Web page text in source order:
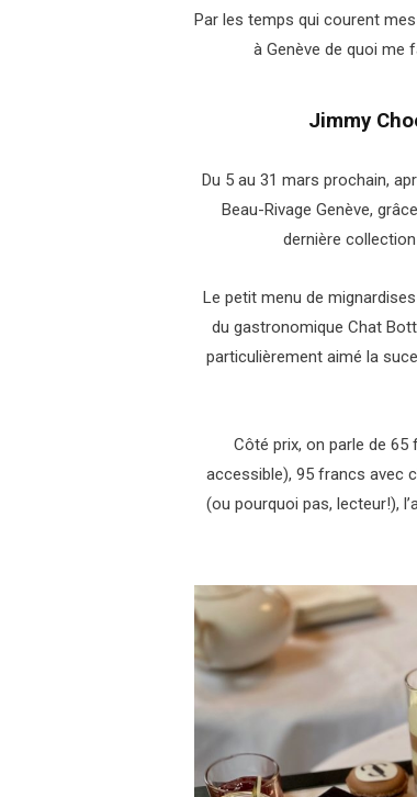
Par les temps qui courent
à Genève de quoi me
Jimmy
Du 5 au 31 mars prochain,
Beau-Rivage Genève,
dernière
Le petit menu de
du gastronomique Chat
particulièrement aimé la
Côté prix, on parle de
accessible), 95 francs avec
(ou pourquoi pas, lecteur!),